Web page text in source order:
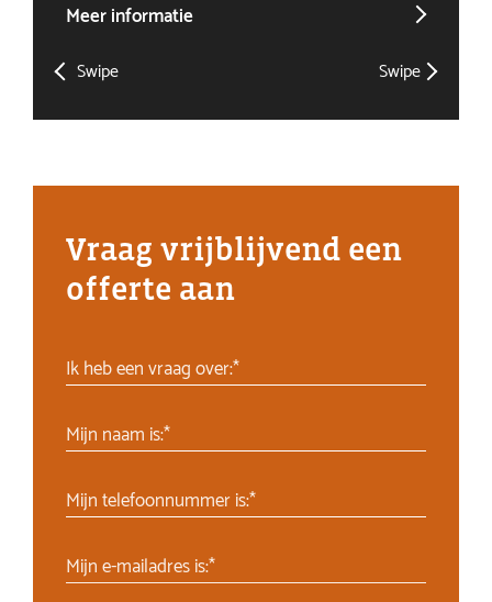
Meer informatie
Swipe Swipe
Vraag vrijblijvend een
offerte aan
Ik heb een vraag over:*
Mijn naam is:*
Mijn telefoonnummer is:*
Mijn e-mailadres is:*